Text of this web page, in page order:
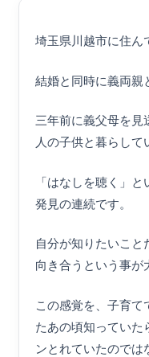
埼玉県川越市に住ん
結婚と同時に義両親
三年前に義父母を見
人の子供と暮らして
「はなしを聴く」
発見の連続です。
自分が知りたいこと
向き合うという事が
この感覚を、子育て
たあの頃知っていた
ンとれていたのでは